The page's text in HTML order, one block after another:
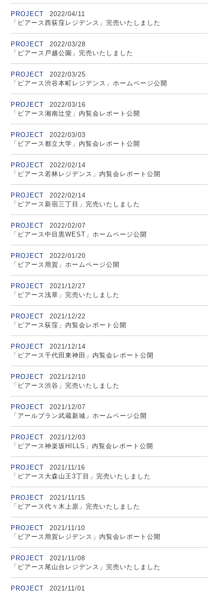
PROJECT
2022/04/11
「ピアース西荻窪レジデンス」完売いたしました
PROJECT
2022/03/28
「ピアース戸越公園」完売いたしました
PROJECT
2022/03/25
「ピアース渋谷本町レジデンス」ホームページ公開
PROJECT
2022/03/16
「ピアース湘南辻堂」内覧会レポート公開
PROJECT
2022/03/03
「ピアース都立大学」内覧会レポート公開
PROJECT
2022/02/14
「ピアース若林レジデンス」内覧会レポート公開
PROJECT
2022/02/14
「ピアース新宿三丁目」完売いたしました
PROJECT
2022/02/07
「ピアース中目黒WEST」ホームページ公開
PROJECT
2022/01/20
「ピアース用賀」ホームページ公開
PROJECT
2021/12/27
「ピアース浅草」完売いたしました
PROJECT
2021/12/22
「ピアース荻窪」内覧会レポート公開
PROJECT
2021/12/14
「ピアース千代田東神田」内覧会レポート公開
PROJECT
2021/12/10
「ピアース渋谷」完売いたしました
PROJECT
2021/12/07
「アールブラン武蔵新城」ホームページ公開
PROJECT
2021/12/03
「ピアース神楽坂HILLS」内覧会レポート公開
PROJECT
2021/11/16
「ピアース大森山王3丁目」完売いたしました
PROJECT
2021/11/15
「ピアース代々木上原」完売いたしました
PROJECT
2021/11/10
「ピアース用賀レジデンス」内覧会レポート公開
PROJECT
2021/11/08
「ピアース尾山台レジデンス」完売いたしました
PROJECT 2021/11/01